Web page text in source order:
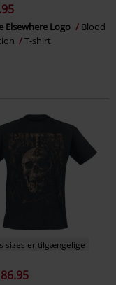
Elsewhere Logo
Blood
T-shirt
sizes er tilgængelige